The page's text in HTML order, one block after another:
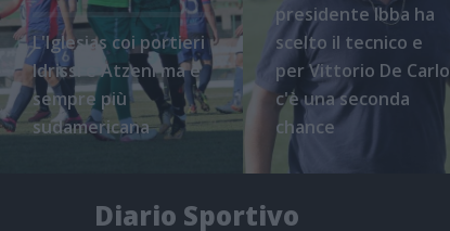
L'Iglesias coi portieri
Idrissi e Atzeni ma è
sempre più
sudamericana
presidente Ibba ha
scelto il tecnico e
per Vittorio De Carlo
c'è una seconda
chance
Diario Sportivo